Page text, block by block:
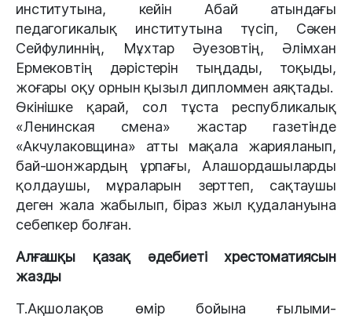
институтына, кейін Абай атындағы
педагогикалық институтына түсіп, Сәкен
Сейфулиннің, Мұхтар Әуезовтің, Әлімхан
Ермековтің дәрістерін тыңдады, тоқыды,
жоғары оқу орнын қызыл дипломмен аяқтады.
Өкінішке қарай, сол тұста республикалық
«Ленинская смена» жастар газетінде
«Акчулаковщина» атты мақала жарияланып,
бай-шонжардың ұрпағы, Алашордашыларды
қолдаушы, мұраларын зерттеп, сақтаушы
деген жала жабылып, біраз жыл қудалануына
себепкер болған.
Алғашқы қазақ әдебиеті хрестоматиясын
жазды
Т.Ақшолақов өмір бойына ғылыми-